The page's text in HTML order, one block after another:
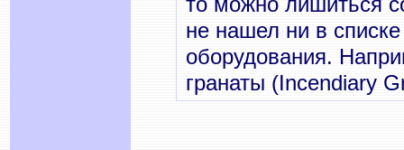
не нашел ни в
оборудования.
гранаты (Incendiary